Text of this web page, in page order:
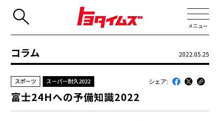
メニュー
最近のトヨタ
コラム 2022.05.25
スポーツ スーパー耐久2022 シェア:
富士24Hへの予備知識2022